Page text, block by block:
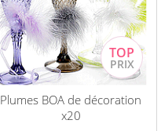
Plumes BOA de décoration
x20